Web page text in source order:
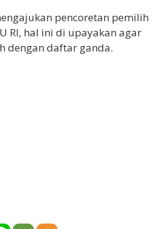
pencoretan pemilih
RI, hal ini di upayakan agar
dengan daftar ganda.